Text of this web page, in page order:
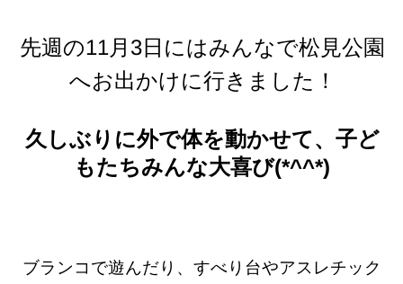
先週の11月3日にはみんなで松見公園
へお出かけに行きました！
久しぶりに外で体を動かせて、子ど
もたちみんな大喜び(*^^*)
ブランコで遊んだり、すべり台やアスレチック